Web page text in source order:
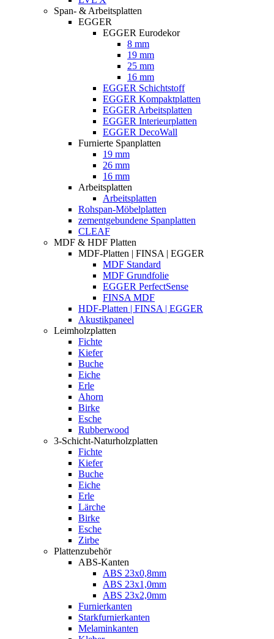
Span- & Arbeitsplatten
EGGER
EGGER Eurodekor
8 mm
19 mm
25 mm
16 mm
EGGER Schichtstoff
EGGER Kompaktplatten
EGGER Arbeitsplatten
EGGER Interieurplatten
EGGER DecoWall
Furnierte Spanplatten
19 mm
26 mm
16 mm
Arbeitsplatten
Arbeitsplatten
Rohspan-Möbelplatten
zementgebundene Spanplatten
CLEAF
MDF & HDF Platten
MDF-Platten | FINSA | EGGER
MDF Standard
MDF Grundfolie
EGGER PerfectSense
FINSA MDF
HDF-Platten | FINSA | EGGER
Akustikpaneel
Leimholzplatten
Fichte
Kiefer
Buche
Eiche
Erle
Ahorn
Birke
Esche
Rubberwood
3-Schicht-Naturholzplatten
Fichte
Kiefer
Buche
Eiche
Erle
Lärche
Birke
Esche
Zirbe
Plattenzubehör
ABS-Kanten
ABS 23x0,8mm
ABS 23x1,0mm
ABS 23x2,0mm
Furnierkanten
Starkfurnierkanten
Melaminkanten